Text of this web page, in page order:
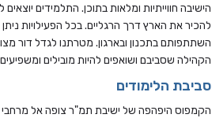
הישיבה חווייתיות ומלאות בתוכן. התלמידים
להכיר את הארץ דרך הרגליים. בכל הפעילויות
השתתפותם בתכנון ובארגון. מטרתנו לגדל דור
הקהילה שסביבם ושואפים להיות מובילים
סביבת הלימודים
הקמפוס היפהפה של ישיבת תמ"ר צופה אל מרחבי